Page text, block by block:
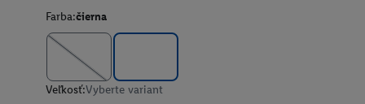
Farba:čierna
Veľkosť:Vyberte variant